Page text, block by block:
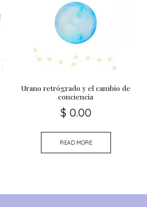
Urano retrógrado y el cambio de
conciencia
$ 0.00
READ MORE